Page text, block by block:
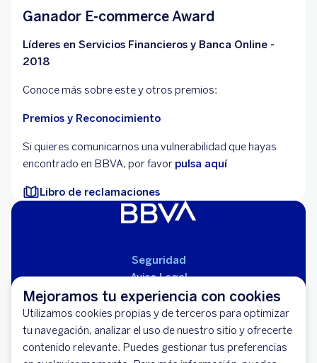
Mejoramos tu experiencia con cookies
Utilizamos cookies propias y de terceros para optimizar
tu navegación, analizar el uso de nuestro sitio y ofrecerte
contenido relevante. Puedes gestionar tus preferencias
Ganador E-commerce Award
Líderes en Servicios Financieros y Banca Online -
2018
Conoce más sobre este y otros premios:
Premios y Reconocimiento
Si quieres comunicarnos una vulnerabilidad que hayas
encontrado en BBVA, por favor pulsa aquí
Libro de reclamaciones
Seguridad
Aviso Legal
Cláusulas Generales de Contratación
Mapa del Sitio
Libro de Reclamaciones
Llámanos (01) 595-0000